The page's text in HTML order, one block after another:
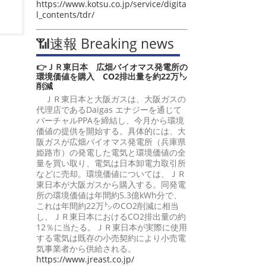
https://www.kotsu.co.jp/service/digita
l_contents/tdr/
📶速報 Breaking news
👉ＪＲ東日本 広畑バイオマス発電所の
環境価値を購入 CO2排出量を約22万㌧
削減
ＪＲ東日本と大阪ガスは、大阪ガスの
代理店であるDaigas エナジーを通じて
バーチャルPPAを締結し、今月から環境
価値の提供を開始する。具体的には、大
阪ガスが広畑バイオマス発電所（兵庫県
姫路市）の発電した電気と環境価値の全
量を買い取り、電気は日本卸電力取引所
などに売却。環境価値については、ＪＲ
東日本が大阪ガスから購入する。同発電
所の環境価値は年間約5.3億kWh分で、
これは年間約22万㌧のCO2削減に相当
し、ＪＲ東日本におけるCO2排出量の約
12％に当たる。ＪＲ東日本が実際に使用
する電気は既存の小売契約により小売電
気事業者から供給される。
https://www.jreast.co.jp/